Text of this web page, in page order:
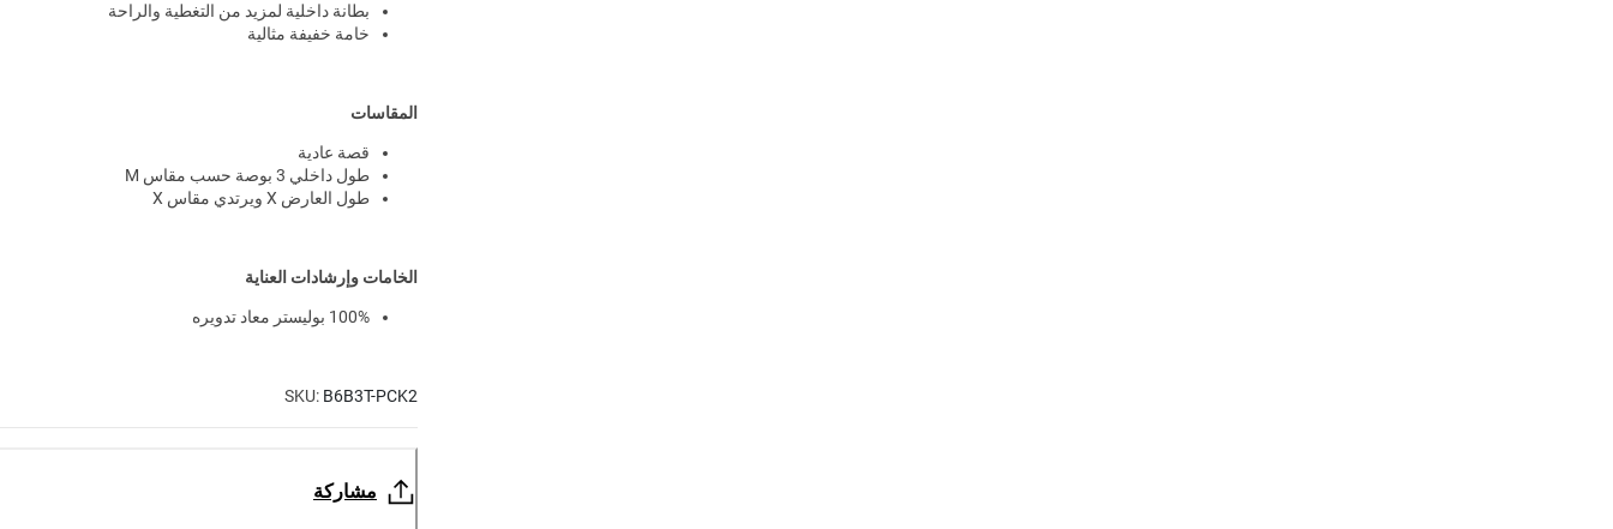
بطانة داخلية لمزيد من التغطية والراحة
خامة خفيفة مثالية
المقاسات
قصة عادية
طول داخلي 3 بوصة حسب مقاس M
طول العارض X ويرتدي مقاس X
الخامات وإرشادات العناية
100% بوليستر معاد تدويره
SKU: B6B3T-PCK2
مشاركة